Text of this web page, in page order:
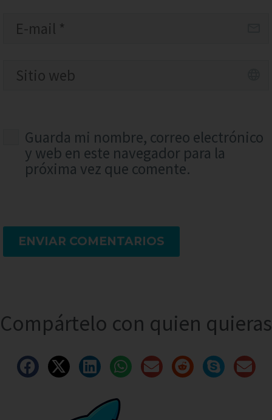
Guarda mi nombre, correo electrónico
y web en este navegador para la
próxima vez que comente.
ENVIAR COMENTARIOS
Compártelo con quien quieras